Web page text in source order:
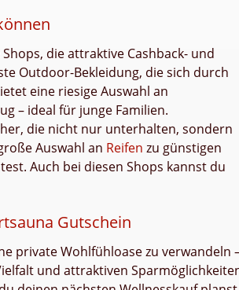
die attraktive Cashback- und
Outdoor-Bekleidung, die sich durch
eine riesige Auswahl an
– ideal für junge Familien.
die nicht nur unterhalten, sondern
Auswahl an Reifen zu günstigen
Auch bei diesen Shops kannst du
Gutschein
private Wohlfühloase zu verwandeln
und attraktiven